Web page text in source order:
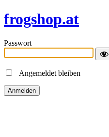
frogshop.at
Passwort
Angemeldet bleiben